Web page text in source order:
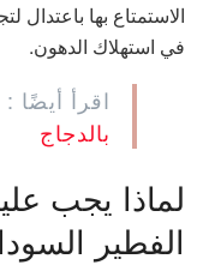
الاستمتاع بها باعتدال
في استهلاك الدهون.
اقرأ أيضًا :
بالدجاج
لماذا يجب
الفطير